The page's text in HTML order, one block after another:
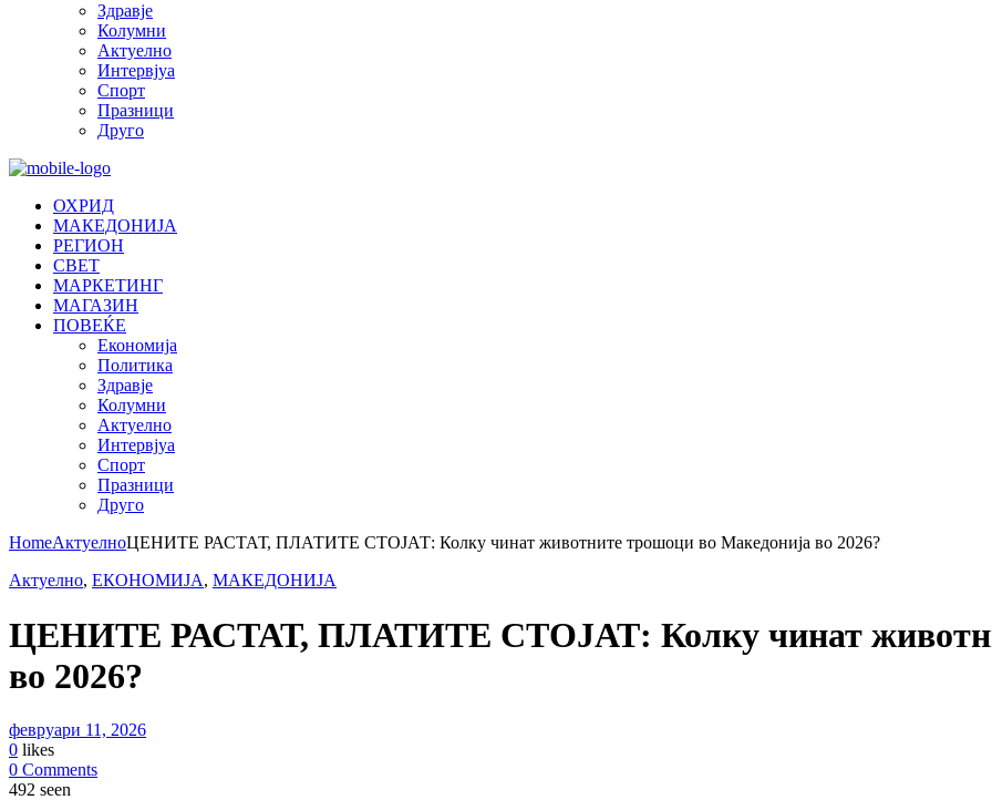
Здравје
Колумни
Актуелно
Интервјуа
Спорт
Празници
Друго
ОХРИД
МАКЕДОНИЈА
РЕГИОН
СВЕТ
МАРКЕТИНГ
МАГАЗИН
ПОВЕЌЕ
Економија
Политика
Здравје
Колумни
Актуелно
Интервјуа
Спорт
Празници
Друго
HomeАктуелноЦЕНИТЕ РАСТАТ, ПЛАТИТЕ СТОЈАТ: Колку чинат животните трошоци во Македонија во 2026?
Актуелно, ЕКОНОМИЈА, МАКЕДОНИЈА
ЦЕНИТЕ РАСТАТ, ПЛАТИТЕ СТОЈАТ: Колку чинат
во 2026?
февруари 11, 2026
0 likes
0 Comments
492 seen